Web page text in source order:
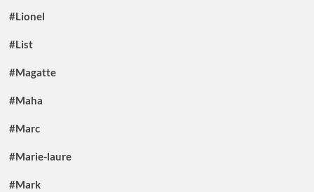
#Lionel
#List
#Magatte
#Maha
#Marc
#Marie-laure
#Mark